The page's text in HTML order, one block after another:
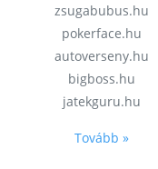
zsugabubus.hu
pokerface.hu
autoverseny.hu
bigboss.hu
jatekguru.hu
Tovább »